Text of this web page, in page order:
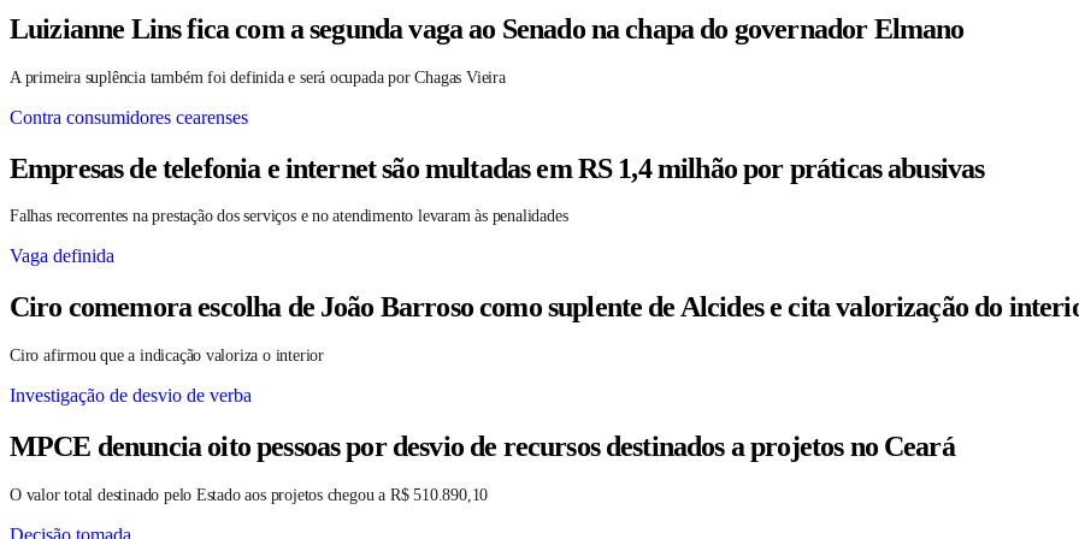
Luizianne Lins fica com a segunda vaga ao Senado na chapa do governador Elmano
A primeira suplência também foi definida e será ocupada por Chagas Vieira
Contra consumidores cearenses
Empresas de telefonia e internet são multadas em RS 1,4 milhão por práticas abusivas
Falhas recorrentes na prestação dos serviços e no atendimento levaram às penalidades
Vaga definida
Ciro comemora escolha de João Barroso como suplente de Alcides e cita valorização do
Ciro afirmou que a indicação valoriza o interior
Investigação de desvio de verba
MPCE denuncia oito pessoas por desvio de recursos destinados a projetos no Ceará
O valor total destinado pelo Estado aos projetos chegou a R$ 510.890,10
Decisão tomada